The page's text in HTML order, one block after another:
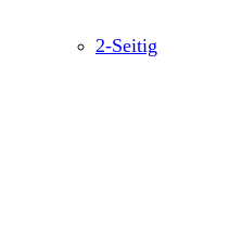
2-Seitig